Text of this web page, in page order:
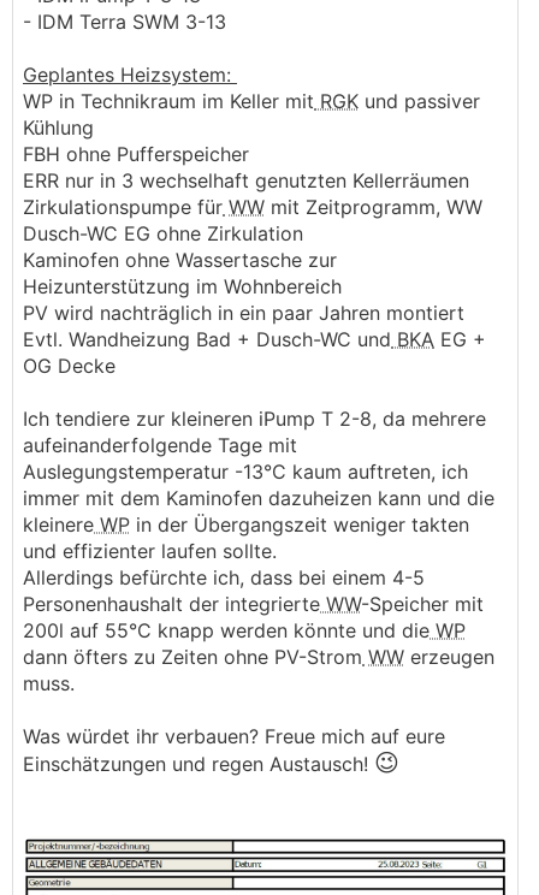
- IDM Terra SWM 3-13
Geplantes Heizsystem:
WP in Technikraum im Keller mit RGK und passiver
Kühlung
FBH ohne Pufferspeicher
ERR nur in 3 wechselhaft genutzten Kellerräumen
Zirkulationspumpe für WW mit Zeitprogramm, WW
Dusch-WC EG ohne Zirkulation
Kaminofen ohne Wassertasche zur
Heizunterstützung im Wohnbereich
PV wird nachträglich in ein paar Jahren montiert
Evtl. Wandheizung Bad + Dusch-WC und BKA EG +
OG Decke
Ich tendiere zur kleineren iPump T 2-8, da mehrere
aufeinanderfolgende Tage mit
Auslegungstemperatur -13°C kaum auftreten, ich
immer mit dem Kaminofen dazuheizen kann und die
kleinere WP in der Übergangszeit weniger takten
und effizienter laufen sollte.
Allerdings befürchte ich, dass bei einem 4-5
Personenhaushalt der integrierte WW-Speicher mit
200l auf 55°C knapp werden könnte und die WP
dann öfters zu Zeiten ohne PV-Strom WW erzeugen
muss.
Was würdet ihr verbauen? Freue mich auf eure
Einschätzungen und regen Austausch! 😉